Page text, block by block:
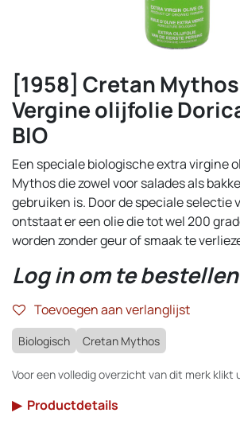
[1958] Cretan
Vergine olijfolie
BIO
Een speciale biologische extra virgine
Mythos die zowel voor salades als
gebruiken is. Door de speciale selectie
ontstaat er een olie die tot wel 200
worden zonder geur of smaak te
Log in om te bestellen
Toevoegen aan verlanglijst
Biologisch Cretan Mythos
Voor een volledig overzicht van dit merk klikt
▶ Productdetails